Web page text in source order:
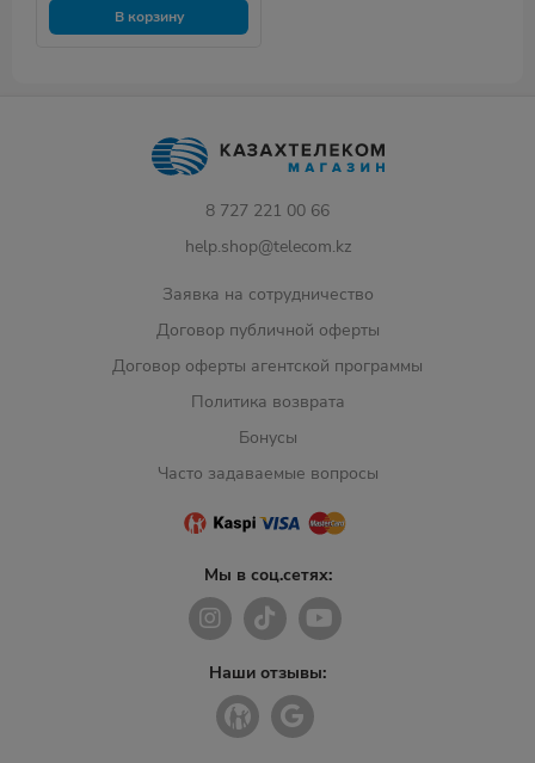
В корзину
8 727 221 00 66
help.shop@telecom.kz
Заявка на сотрудничество
Договор публичной оферты
Договор оферты агентской программы
Политика возврата
Бонусы
Часто задаваемые вопросы
Мы в соц.сетях:
Наши отзывы: